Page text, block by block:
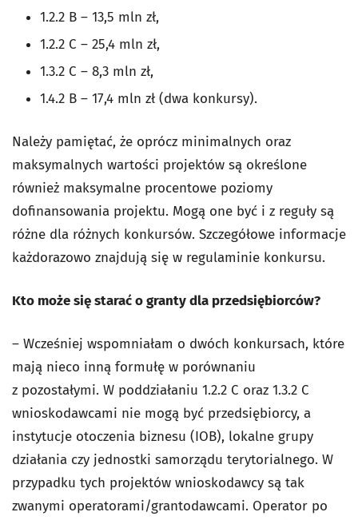
1.2.2 B – 13,5 mln zł,
1.2.2 C – 25,4 mln zł,
1.3.2 C – 8,3 mln zł,
1.4.2 B – 17,4 mln zł (dwa konkursy).
Należy pamiętać, że oprócz minimalnych oraz
maksymalnych wartości projektów są określone
również maksymalne procentowe poziomy
dofinansowania projektu. Mogą one być i z reguły są
różne dla różnych konkursów. Szczegółowe informacje
każdorazowo znajdują się w regulaminie konkursu.
Kto może się starać o granty dla przedsiębiorców?
– Wcześniej wspomniałam o dwóch konkursach, które
mają nieco inną formułę w porównaniu
z pozostałymi. W poddziałaniu 1.2.2 C oraz 1.3.2 C
wnioskodawcami nie mogą być przedsiębiorcy, a
instytucje otoczenia biznesu (IOB), lokalne grupy
działania czy jednostki samorządu terytorialnego. W
przypadku tych projektów wnioskodawcy są tak
zwanymi operatorami/grantodawcami. Operator po